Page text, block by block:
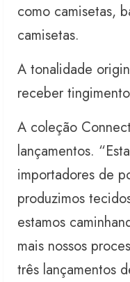
como camisetas,
camisetas.
A tonalidade
receber
A coleção
lançamentos.
importadores de
produzimos
estamos
mais nossos
três lançamentos